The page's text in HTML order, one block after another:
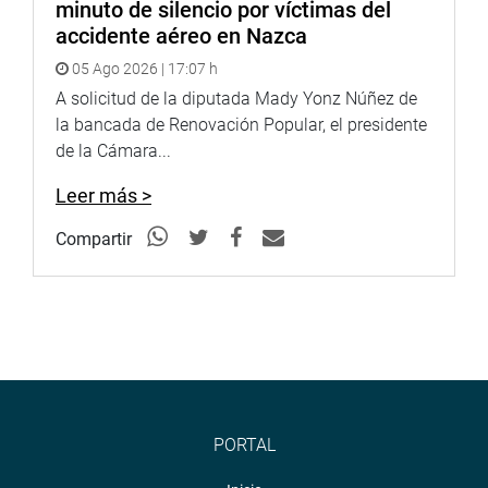
investigación que viene realizando.
“No me van a amedrentar”, dijo en tono indignado, tras
asegurar que continuará con sus pesquisas en bien de la
salud de los peruanos tanto en Lima como en el interior
del país.. (MED)
PRENSA-CONGRESO 13-09-18
minuto de silencio por víctimas del
accidente aéreo en Nazca
05 Ago 2026 | 17:07 h
A solicitud de la diputada Mady Yonz Núñez de
la bancada de Renovación Popular, el presidente
de la Cámara...
Leer más >
Compartir
PORTAL